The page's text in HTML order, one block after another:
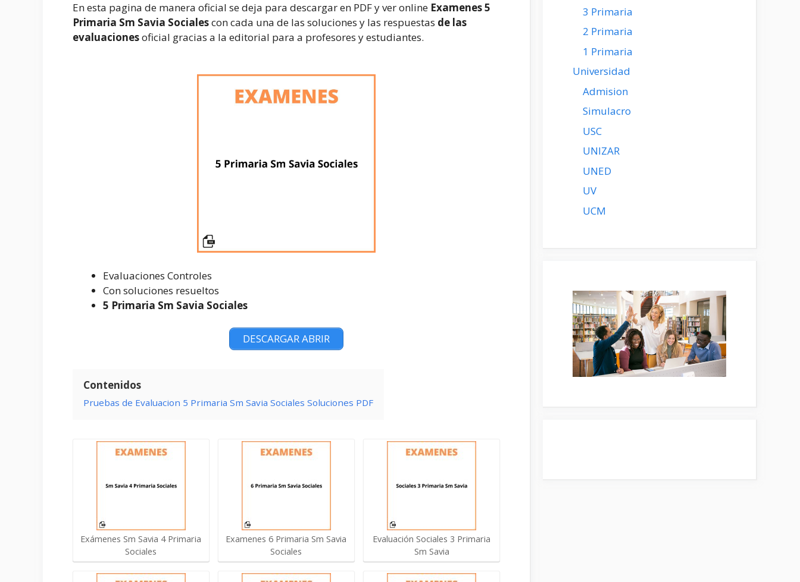
En esta pagina de manera oficial se deja para descargar en PDF y ver online Examenes 5
Primaria Sm Savia Socialescon cada una de las soluciones y las respuestas de las
evaluacionesoficial gracias a la editorial para a profesores y estudiantes.
Evaluaciones Controles
Con soluciones resueltos
5 Primaria Sm Savia Sociales
DESCARGAR ABRIR
Contenidos
Pruebas de Evaluacion 5 Primaria Sm Savia Sociales Soluciones PDF
Exámenes Sm Savia 4 Primaria
Sociales
Examenes 6 Primaria Sm Savia
Sociales
Evaluación Sociales 3 Primaria
Sm Savia
3 Primaria
2 Primaria
1 Primaria
Universidad
Admision
Simulacro
USC
UNIZAR
UNED
UV
UCM